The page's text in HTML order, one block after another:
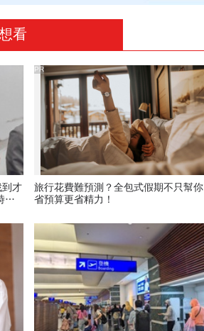
看
才
中
旅行花費難預測？全包式假期不只幫你
省預算更省精力！
PR